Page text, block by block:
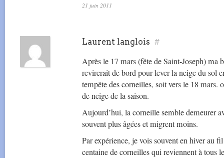
21 juin 2011
Laurent langlois #
Après le 17 mars (fête de Saint-Joseph) ma
revirerait de bord pour lever la neige du sol
tempête des corneilles, soit vers le 18 mars.
de neige de la saison.
Aujourd’hui, la corneille semble demeurer
souvent plus âgées et migrent moins.
Par expérience, je vois souvent en hiver au
centaine de corneilles qui reviennent à tous